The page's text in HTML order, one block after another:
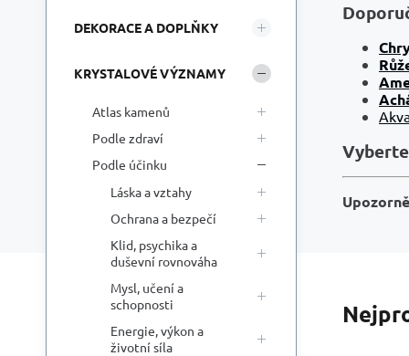
DEKORACE A DOPLŇKY
KRYSTALOVÉ VÝZNAMY
Atlas kamenů
Podle zdraví
Podle účinku
Láska a vztahy
Ochrana a bezpečí
Klid, psychika a
duševní rovnováha
Mysl, učení a
schopnosti
Energie, výkon a
životní síla